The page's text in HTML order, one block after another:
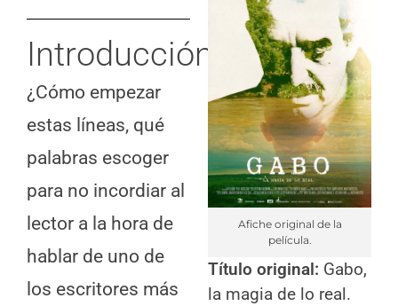
Introducción
¿Cómo empezar
estas líneas, qué
palabras escoger
para no incordiar al
lector a la hora de
hablar de uno de
los escritores más
Afiche original de la
película.
Título original: Gabo,
la magia de lo real.